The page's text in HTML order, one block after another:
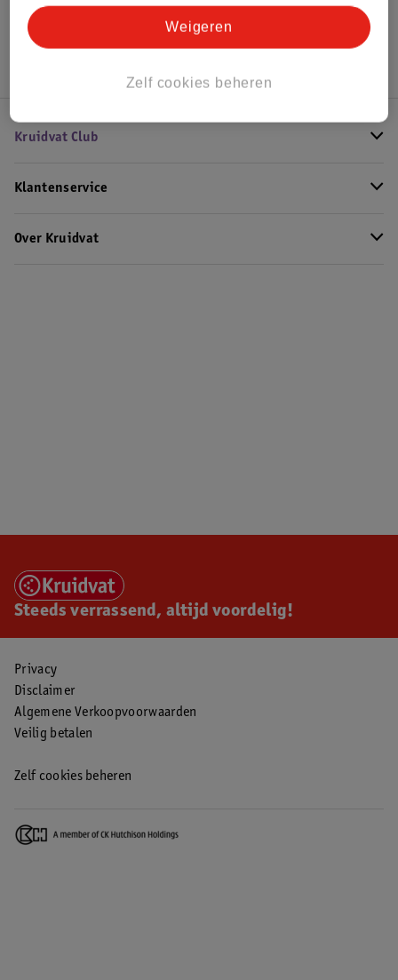
Hoe controleren wij de reviews?
Kruidvat Club
Klantenservice
Over Kruidvat
Steeds verrassend, altijd voordelig!
Privacy
Disclaimer
Algemene Verkoopvoorwaarden
Veilig betalen
Zelf cookies beheren
Zelf cookies beheren
Weigeren